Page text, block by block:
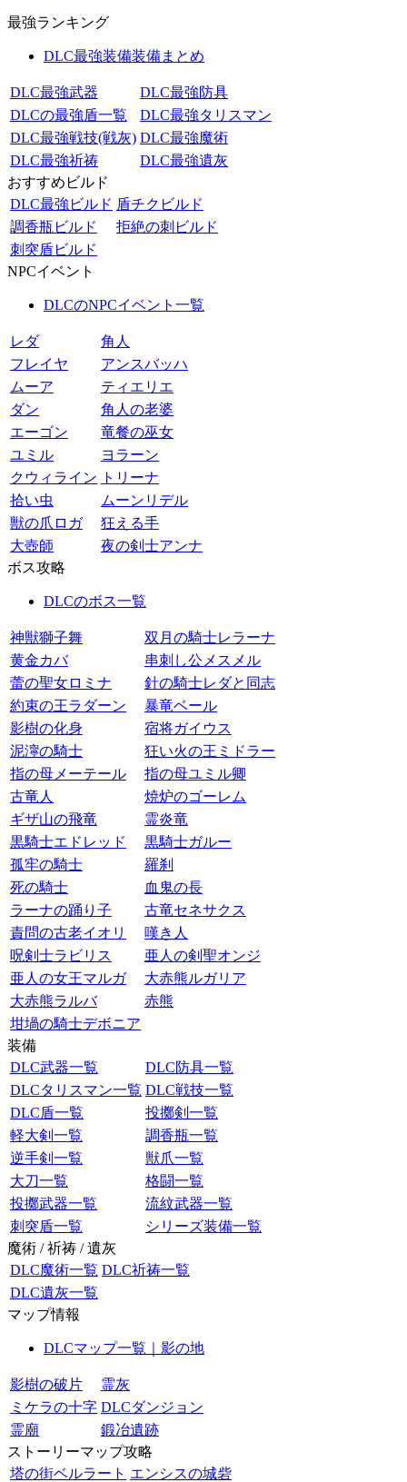
最強ランキング
DLC最強装備装備まとめ
DLC最強武器
DLC最強防具
DLCの最強盾一覧
DLC最強タリスマン
DLC最強戦技(戦灰) DLC最強魔術
DLC最強祈祷
DLC最強遺灰
おすすめビルド
DLC最強ビルド 盾チクビルド
調香瓶ビルド
拒絶の刺ビルド
刺突盾ビルド
NPCイベント
DLCのNPCイベント一覧
レダ
角人
フレイヤ
アンスバッハ
ムーア
ティエリエ
ダン
角人の老婆
エーゴン
竜餐の巫女
ユミル
ヨラーン
クウィライン
トリーナ
拾い虫
ムーンリデル
獣の爪ロガ
狂える手
大壺師
夜の剣士アンナ
ボス攻略
DLCのボス一覧
神獣獅子舞
双月の騎士レラーナ
黄金カバ
串刺し公メスメル
蕾の聖女ロミナ
針の騎士レダと同志
約束の王ラダーン
暴竜ベール
影樹の化身
宿将ガイウス
泥濘の騎士
狂い火の王ミドラー
指の母メーテール
指の母ユミル卿
古竜人
焼炉のゴーレム
ギザ山の飛竜
霊炎竜
黒騎士エドレッド
黒騎士ガルー
孤牢の騎士
羅刹
死の騎士
血鬼の長
ラーナの踊り子
古竜セネサクス
責問の古老イオリ
嘆き人
呪剣士ラビリス
亜人の剣聖オンジ
亜人の女王マルガ
大赤熊ルガリア
大赤熊ラルバ
赤熊
坩堝の騎士デボニア
装備
DLC武器一覧
DLC防具一覧
DLCタリスマン一覧 DLC戦技一覧
DLC盾一覧
投擲剣一覧
軽大剣一覧
調香瓶一覧
逆手剣一覧
獣爪一覧
大刀一覧
格闘一覧
投擲武器一覧
流紋武器一覧
刺突盾一覧
シリーズ装備一覧
魔術 / 祈祷 / 遺灰
DLC魔術一覧 DLC祈祷一覧
DLC遺灰一覧
マップ情報
DLCマップ一覧｜影の地
影樹の破片
霊灰
ミケラの十字 DLCダンジョン
霊廟
鍛冶遺跡
ストーリーマップ攻略
塔の街ベルラート エンシスの城砦